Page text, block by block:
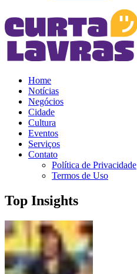
Home
Notícias
Negócios
Cidade
Cultura
Eventos
Serviços
Contato
Política de Privacidade
Termos de Uso
Top Insights